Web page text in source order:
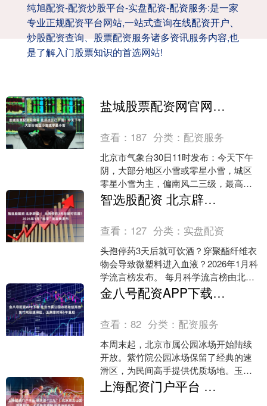
纯旭配资-配资炒股平台-实盘配资-配资服务:是一家
专业正规配资平台网站,一站式查询在线配资开户、
炒股配资查询、股票配资服务诸多资讯服务内容,也
是了解入门股票知识的首选网站!
盐城股票配资网官网 北京这区已下雪！今天下午大部分地区小雪或零星小雪
查看： 187 分类： 配资服务
北京市气象台30日11时发布：今天下午
阴，大部分地区小雪或零星小雪，城区
零星小雪为主，偏南风二三级，最高气
温1℃；夜间阴转晴，南转北风二三级，
最低气温-6℃。今....
智选股配资 北京辟谣 │ 头孢停药3天后就可饮酒？ 2026年1月“科学”流言榜发布
查看： 127 分类： 实盘配资
头孢停药3天后就可饮酒？穿聚酯纤维衣
物会导致微塑料进入血液？2026年1月科
学流言榜发布。 每月科学流言榜由北京
市科学技术协会、北京市委网信办、首
都互联网协会指....
金八号配资APP下载 北京市属公园冰场陆续开放：紫竹院设速滑区，玉渊潭时隔6年重启
查看：82 分类： 配资服务
本周末起，北京市属公园冰场开始陆续
开放。紫竹院公园冰场保留了经典的速
滑区，为民间高手提供优质场地。玉渊
潭公园更是时隔6年重启冰场，目前东区
冰场开启试营业。由于去....
上海配资门户平台 明天进“三九”！北京周五山区零星飘雪，大风降温紧随 气温波折向下